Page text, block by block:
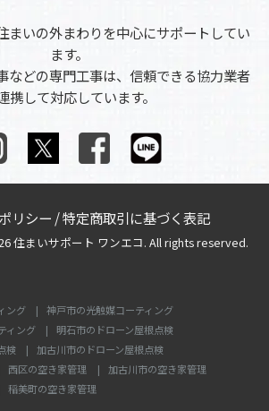
まいの外まわりを中心にサポートしてい
ます。
などの専門工事は、信頼できる協力業者
携して対応しています。
リシー /特定商取引に基づく表記
住まいサポート ワンエコ. All rights reserved.
ング
神戸市の光触媒コーティング
ィング
明石市のドローン屋根点検
検
加古川市のドローン屋根点検
西区の空き家管理
加古川市の空き家管理
稲美町の空き家管理